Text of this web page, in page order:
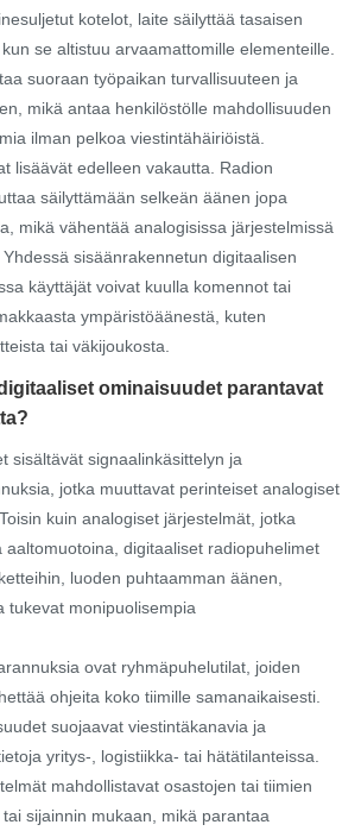
kotelot, laite säilyttää tasaisen
se altistuu arvaamattomille elementeille.
suoraan työpaikan turvallisuuteen ja
mikä antaa henkilöstölle mahdollisuuden
ilman pelkoa viestintähäiriöistä.
​​lisäävät edelleen vakautta. Radion
säilyttämään selkeän äänen jopa
mikä vähentää analogisissa järjestelmissä
sisäänrakennetun digitaalisen
käyttäjät voivat kuulla komennot tai
ympäristöäänestä, kuten
tai väkijoukosta.
ominaisuudet parantavat
sisältävät signaalinkäsittelyn ja
jotka muuttavat perinteiset analogiset
kuin analogiset järjestelmät, jotka
aaltomuotoina, digitaaliset radiopuhelimet
luoden puhtaamman äänen,
tukevat monipuolisempia
ovat ryhmäpuhelutilat, joiden
ohjeita koko tiimille samanaikaisesti.
suojaavat viestintäkanavia ja
yritys-, logistiikka- tai hätätilanteissa.
mahdollistavat osastojen tai tiimien
sijainnin mukaan, mikä parantaa